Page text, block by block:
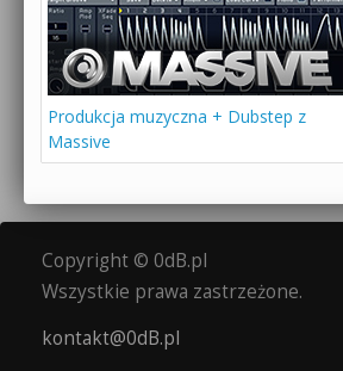
Produkcja muzyczna + Dubstep z
Massive
Copyright © 0dB.pl
Wszystkie prawa zastrzeżone.
kontakt@0dB.pl